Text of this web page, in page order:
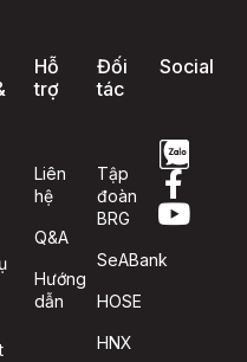
Hỗ
trợ
Liên
hệ
Q&A
Hướng
dẫn
Đối
tác
Tập
đoàn
BRG
SeABank
HOSE
HNX
Social